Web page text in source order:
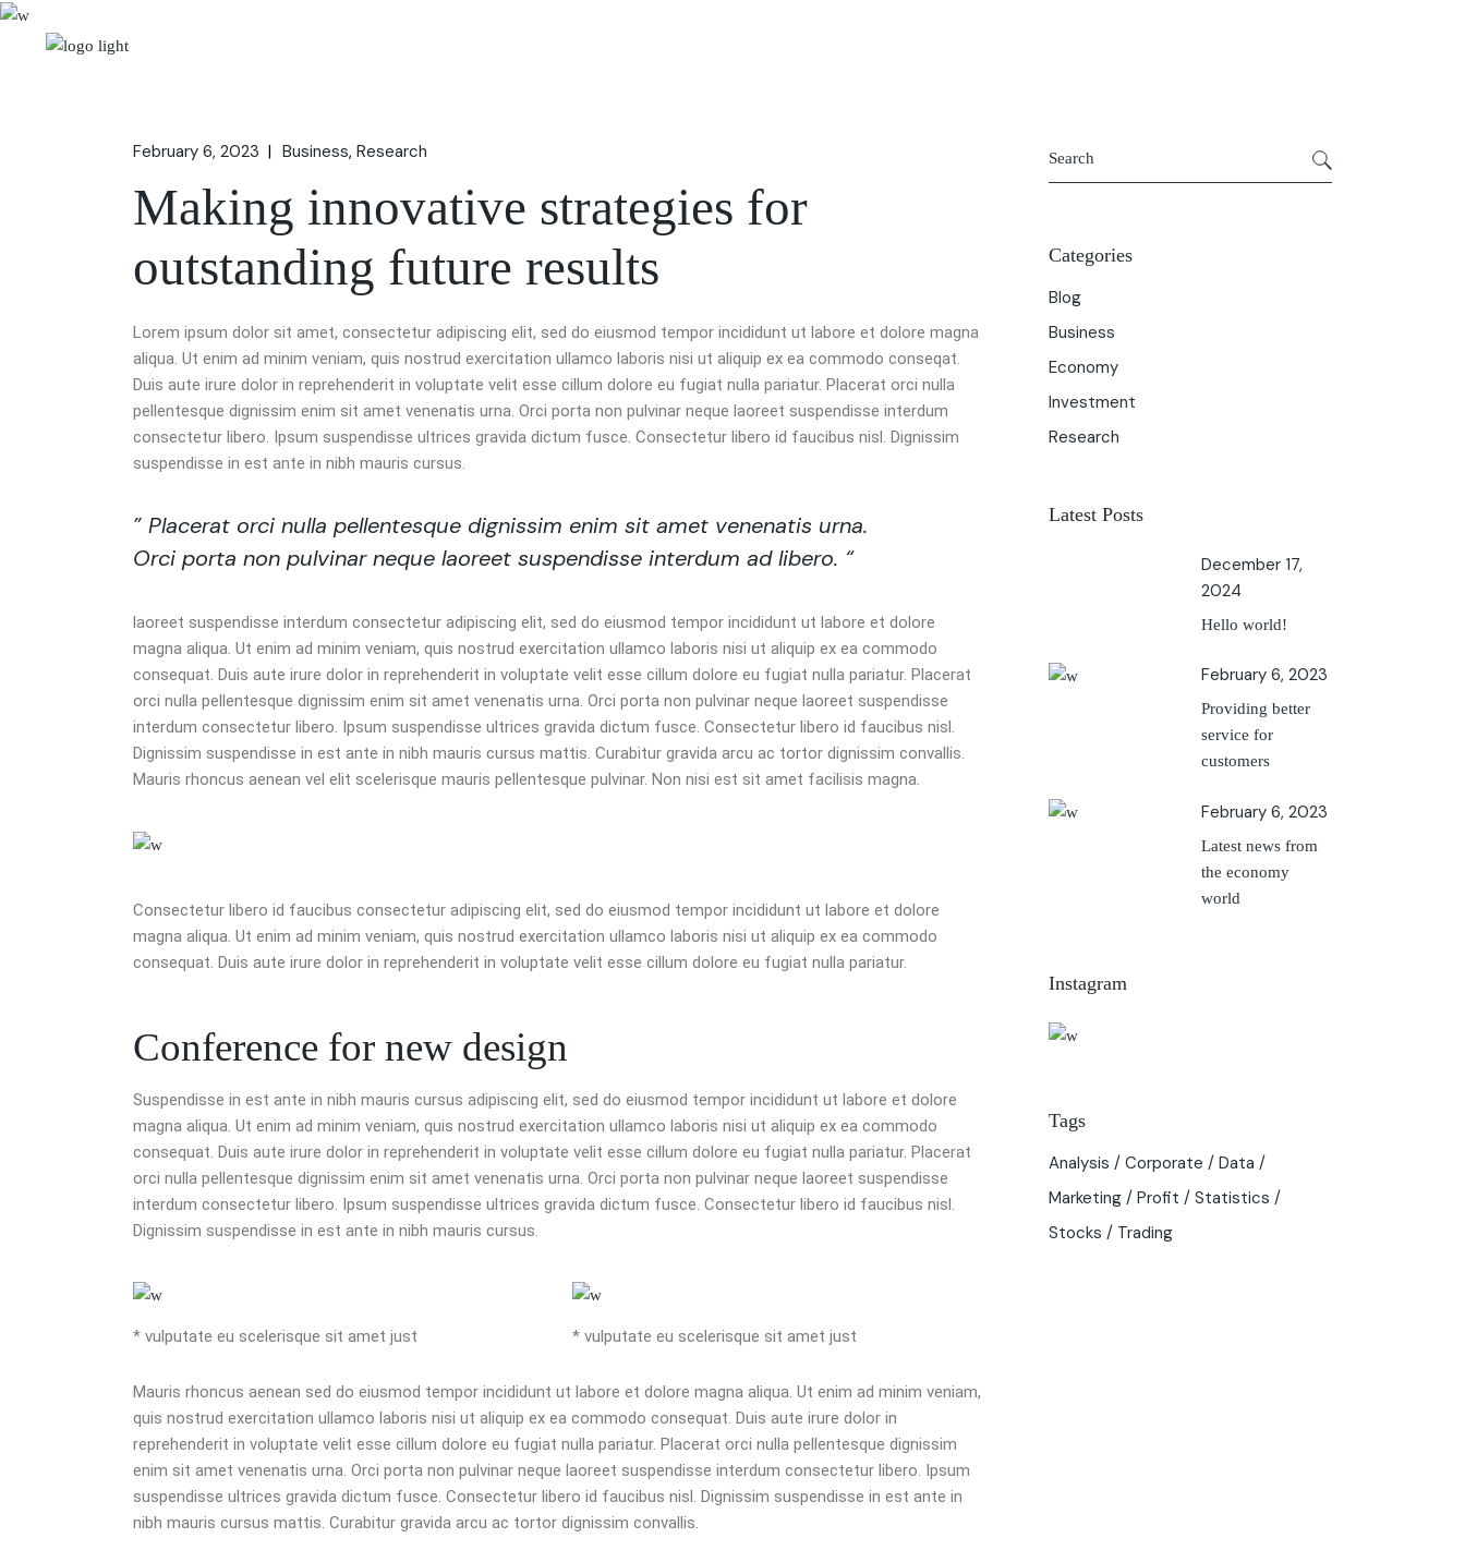
February 6, 2023 Business Research
Making innovative strategies for
outstanding future results
Lorem ipsum dolor sit amet, consectetur adipiscing elit, sed do eiusmod tempor incididunt ut labore et dolore magna
aliqua. Ut enim ad minim veniam, quis nostrud exercitation ullamco laboris nisi ut aliquip ex ea commodo conseqat.
Duis aute irure dolor in reprehenderit in voluptate velit esse cillum dolore eu fugiat nulla pariatur. Placerat orci nulla
pellentesque dignissim enim sit amet venenatis urna. Orci porta non pulvinar neque laoreet suspendisse interdum
consectetur libero. Ipsum suspendisse ultrices gravida dictum fusce. Consectetur libero id faucibus nisl. Dignissim
suspendisse in est ante in nibh mauris cursus.
” Placerat orci nulla pellentesque dignissim enim sit amet venenatis urna.
Orci porta non pulvinar neque laoreet suspendisse interdum ad libero. “
laoreet suspendisse interdum consectetur adipiscing elit, sed do eiusmod tempor incididunt ut labore et dolore
magna aliqua. Ut enim ad minim veniam, quis nostrud exercitation ullamco laboris nisi ut aliquip ex ea commodo
consequat. Duis aute irure dolor in reprehenderit in voluptate velit esse cillum dolore eu fugiat nulla pariatur. Placerat
orci nulla pellentesque dignissim enim sit amet venenatis urna. Orci porta non pulvinar neque laoreet suspendisse
interdum consectetur libero. Ipsum suspendisse ultrices gravida dictum fusce. Consectetur libero id faucibus nisl.
Dignissim suspendisse in est ante in nibh mauris cursus mattis. Curabitur gravida arcu ac tortor dignissim convallis.
Mauris rhoncus aenean vel elit scelerisque mauris pellentesque pulvinar. Non nisi est sit amet facilisis magna.
Consectetur libero id faucibus consectetur adipiscing elit, sed do eiusmod tempor incididunt ut labore et dolore
magna aliqua. Ut enim ad minim veniam, quis nostrud exercitation ullamco laboris nisi ut aliquip ex ea commodo
consequat. Duis aute irure dolor in reprehenderit in voluptate velit esse cillum dolore eu fugiat nulla pariatur.
Conference for new design
Suspendisse in est ante in nibh mauris cursus adipiscing elit, sed do eiusmod tempor incididunt ut labore et dolore
magna aliqua. Ut enim ad minim veniam, quis nostrud exercitation ullamco laboris nisi ut aliquip ex ea commodo
consequat. Duis aute irure dolor in reprehenderit in voluptate velit esse cillum dolore eu fugiat nulla pariatur. Placerat
orci nulla pellentesque dignissim enim sit amet venenatis urna. Orci porta non pulvinar neque laoreet suspendisse
interdum consectetur libero. Ipsum suspendisse ultrices gravida dictum fusce. Consectetur libero id faucibus nisl.
Dignissim suspendisse in est ante in nibh mauris cursus.
* vulputate eu scelerisque sit amet just * vulputate eu scelerisque sit amet just
Mauris rhoncus aenean sed do eiusmod tempor incididunt ut labore et dolore magna aliqua. Ut enim ad minim veniam,
quis nostrud exercitation ullamco laboris nisi ut aliquip ex ea commodo consequat. Duis aute irure dolor in
reprehenderit in voluptate velit esse cillum dolore eu fugiat nulla pariatur. Placerat orci nulla pellentesque dignissim
enim sit amet venenatis urna. Orci porta non pulvinar neque laoreet suspendisse interdum consectetur libero. Ipsum
suspendisse ultrices gravida dictum fusce. Consectetur libero id faucibus nisl. Dignissim suspendisse in est ante in
nibh mauris cursus mattis. Curabitur gravida arcu ac tortor dignissim convallis.
Categories
Blog
Business
Economy
Investment
Research
Latest Posts
December 17,
2024
Hello world!
February 6, 2023
Providing better
service for
customers
February 6, 2023
Latest news from
the economy
world
Instagram
Tags
Analysis
Corporate
Data
Marketing
Profit
Statistics
Stocks
Trading